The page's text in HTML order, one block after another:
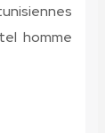
homme